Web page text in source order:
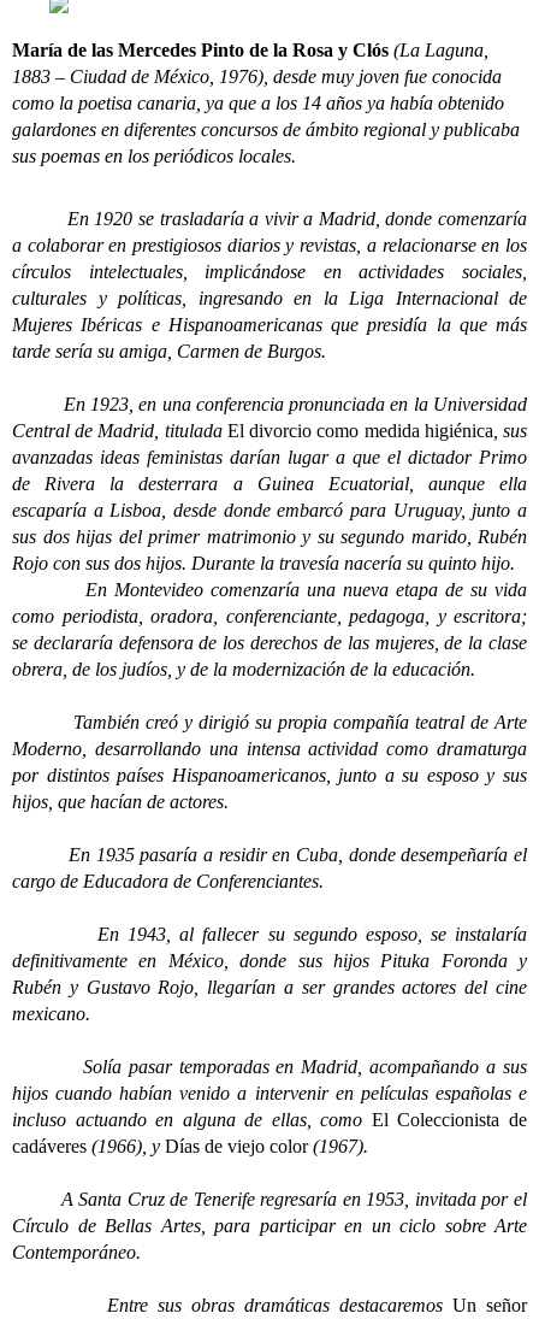
María de las Mercedes Pinto de la Rosa y Clós (La Laguna,
1883 – Ciudad de México, 1976), desde muy joven fue conocida
como la poetisa canaria, ya que a los 14 años ya había obtenido
galardones en diferentes concursos de ámbito regional y publicaba
sus poemas en los periódicos locales.
En 1920 se trasladaría a vivir a Madrid, donde comenzaría
a colaborar en prestigiosos diarios y revistas, a relacionarse en los
círculos intelectuales, implicándose en actividades sociales,
culturales y políticas, ingresando en la Liga Internacional de
Mujeres Ibéricas e Hispanoamericanas que presidía la que más
tarde sería su amiga, Carmen de Burgos.
En 1923, en una conferencia pronunciada en la Universidad
Central de Madrid, titulada El divorcio como medida higiénica , sus
avanzadas ideas feministas darían lugar a que el dictador Primo
de Rivera la desterrara a Guinea Ecuatorial, aunque ella
escaparía a Lisboa, desde donde embarcó para Uruguay, junto a
sus dos hijas del primer matrimonio y su segundo marido, Rubén
Rojo con sus dos hijos. Durante la travesía nacería su quinto hijo.
En Montevideo comenzaría una nueva etapa de su vida
como periodista, oradora, conferenciante, pedagoga, y escritora;
se declararía defensora de los derechos de las mujeres, de la clase
obrera, de los judíos, y de la modernización de la educación.
También creó y dirigió su propia compañía teatral de Arte
Moderno, desarrollando una intensa actividad como dramaturga
por distintos países Hispanoamericanos, junto a su esposo y sus
hijos, que hacían de actores.
En 1935 pasaría a residir en Cuba, donde desempeñaría el
cargo de Educadora de Conferenciantes.
En 1943, al fallecer su segundo esposo, se instalaría
definitivamente en México, donde sus hijos Pituka Foronda y
Rubén y Gustavo Rojo, llegarían a ser grandes actores del cine
mexicano.
Solía pasar temporadas en Madrid, acompañando a sus
hijos cuando habían venido a intervenir en películas españolas e
incluso actuando en alguna de ellas, como El Coleccionista de
cadáveres (1966), y Días de viejo color(1967).
A Santa Cruz de Tenerife regresaría en 1953, invitada por el
Círculo de Bellas Artes, para participar en un ciclo sobre Arte
Contemporáneo.
Entre sus obras dramáticas destacaremosUn señor